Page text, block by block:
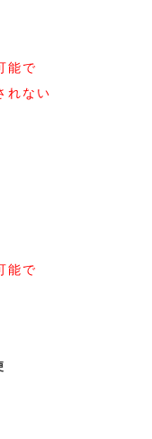
能で
れない
能で